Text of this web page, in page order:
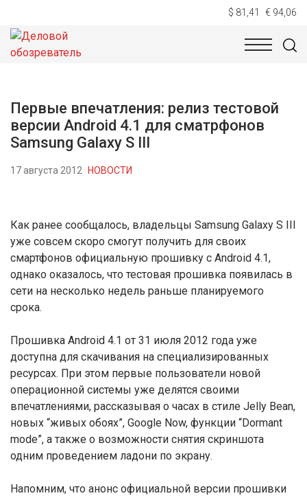
$ 81,41 € 94,06
НОВОСТИ
Первые впечатления: релиз тестовой
версии Android 4.1 для сматрфонов
Samsung Galaxy S III
17 августа 2012 НОВОСТИ
Как ранее сообщалось, владельцы Samsung Galaxy S III
уже совсем скоро смогут получить для своих
смартфонов официальную прошивку с Android 4.1,
однако оказалось, что тестовая прошивка появилась в
сети на несколько недель раньше планируемого
срока.
Прошивка Android 4.1 от 31 июля 2012 года уже
доступна для скачивания на специализированных
ресурсах. При этом первые пользователи новой
операционной системы уже делятся своими
впечатлениями, рассказывая о часах в стиле Jelly Bean,
новых “живых обоях”, Google Now, функции “Dormant
mode”, а также о возможности снятия скриншота
одним проведением ладони по экрану.
Напомним, что анонс официальной версии прошивки